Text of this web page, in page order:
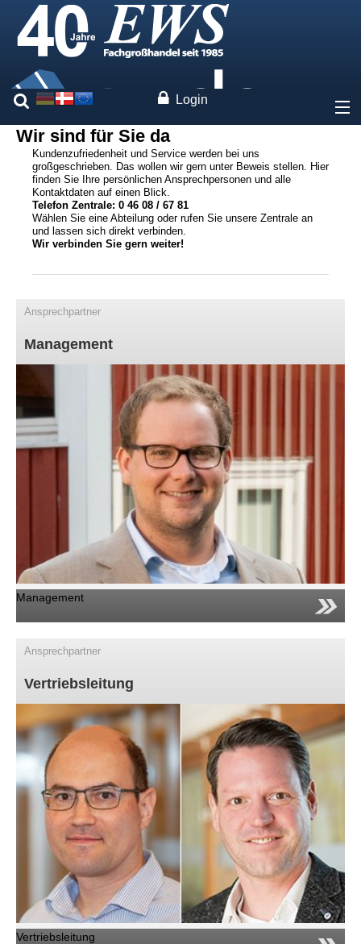
Login
Über uns
Preise
Unsere Marken
Fachwissen
Kontakt
Ansprechpersonen
Management
Vertriebsleitung
Key Account Management
Projektierung
Kontaktvermittlung
After Sales / Reklamationen
Marketing
Verwaltung
Für Partnerbetriebe
Für Endkundschaft
Für Kontaktquellen
Pressebereich
Jobs/Studien
News
Jobs/Studien
Wir sind für Sie da
Kundenzufriedenheit und Service werden bei uns
großgeschrieben. Das wollen wir gern unter Beweis stellen. Hier
finden Sie Ihre persönlichen Ansprechpersonen und alle
Kontaktdaten auf einen Blick.
Telefon Zentrale: 0 46 08 / 67 81
Wählen Sie eine Abteilung oder rufen Sie unsere Zentrale an
und lassen sich direkt verbinden.
Wir verbinden Sie gern weiter!
Ansprechpartner
Management
Management
Ansprechpartner
Vertriebsleitung
Vertriebsleitung